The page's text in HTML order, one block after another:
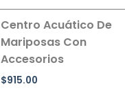
Centro Acuático De
Mariposas Con
Accesorios
$915.00